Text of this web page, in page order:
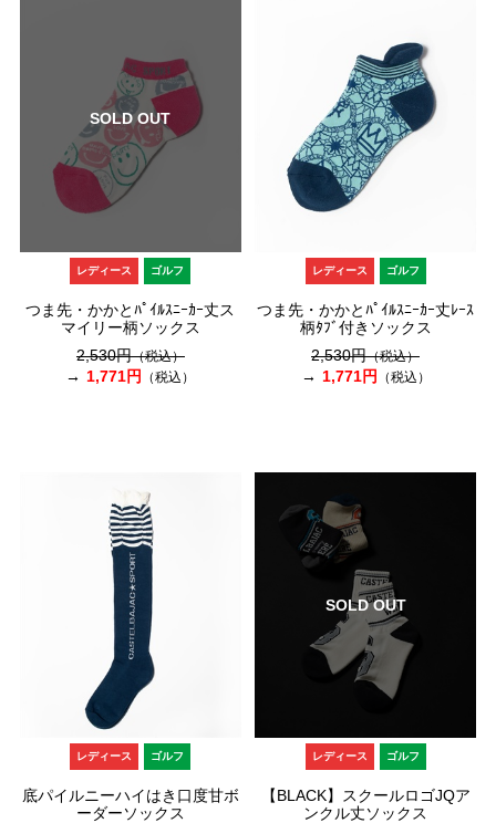
SOLD OUT
レディース ゴルフ
つま先・かかとﾊﾟｲﾙｽﾆｰｶｰ丈ス
マイリー柄ソックス
2,530円（税込）
1,771円 （税込）
レディース ゴルフ
つま先・かかとﾊﾟｲﾙｽﾆｰｶｰ丈ﾚｰｽ
柄ﾀﾌﾞ付きソックス
2,530円（税込）
1,771円 （税込）
レディース ゴルフ
底パイルニーハイはき口度甘ボ
ーダーソックス
SOLD OUT
レディース ゴルフ
【BLACK】スクールロゴJQア
ンクル丈ソックス